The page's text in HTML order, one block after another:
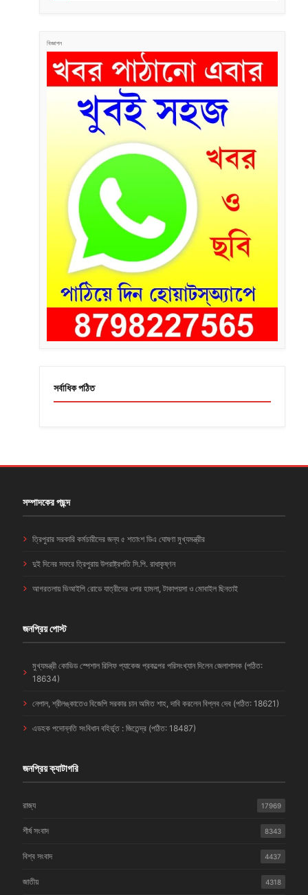
বিজ্ঞাপন
সর্বাধিক পঠিত
সম্পাদকের পছন্দ
ত্রিপুরার সরকারি কর্মচারীদের জন্য ৫ শতাংশ ডিএ ঘোষণা মুখ্যমন্ত্রীর
দুই দিনের সফরে ত্রিপুরায় উপরাষ্ট্রপতি সি.পি. রাধাকৃষ্ণন
আগরতলায় ভিআইপি রোডে যাত্রীদের ওপর হামলা, টাকাপয়সা ও মোবাইল ছিনতাই
জনপ্রিয় পোস্ট
মুখ্যমন্ত্রী কোভিড স্পেশাল রিলিফ প্যাকেজ প্রকল্পের পরিসংখ্যান দিলেন জেলাশাসক (পঠিত:
18634)
নেপাল, শ্রীলঙ্কাতেও বিজেপি সরকার চান অমিত শাহ, দাবি করলেন বিপ্লব দেব (পঠিত: 18621)
এডহক পদোন্নতি সংবিধান বহির্ভূত : জিতেন্দ্র (পঠিত: 18487)
জনপ্রিয় ক্যাটাগরি
রাজ্য 17969
শীর্ষ সংবাদ 8343
বিশ্ব সংবাদ 4437
জাতীয় 4318